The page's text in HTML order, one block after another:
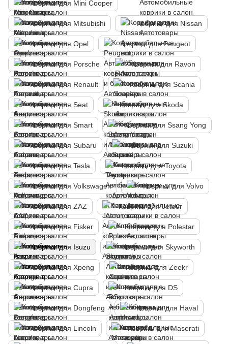
Коврики для Mini Cooper
Коврики для Mitsubishi Коврики для Nissan
Коврики для Opel Коврики для Peugeot
Коврики для Porsche Коврики для Ravon
Коврики для Renault Коврики для Scania
Коврики для Seat Коврики для Skoda
Коврики для Smart Коврики для Ssang Yong
Коврики для Subaru Коврики для Suzuki
Коврики для Tesla Коврики для Toyota
Коврики для Volkswagen Коврики для Volvo
Коврики для ZAZ Коврики для Jetour
Коврики для Fisker Коврики для Polestar
Коврики для Isuzu Коврики для Skyworth
Коврики для Xpeng Коврики для Zeekr
Коврики для Cupra Коврики для DS
Коврики для Dongfeng Коврики для Haval
Коврики для Lincoln Коврики для Maserati